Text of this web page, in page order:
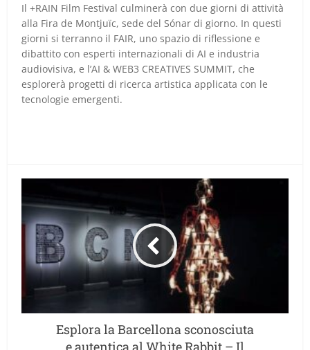
Il +RAIN Film Festival culminerà con due giorni di attività
alla Fira de Montjuïc, sede del Sónar di giorno. In questi
giorni si terranno il FAIR, uno spazio di riflessione e
dibattito con esperti internazionali di AI e industria
audiovisiva, e l’AI & WEB3 CREATIVES SUMMIT, che
esplorerà progetti di ricerca artistica applicata con le
tecnologie emergenti.
Esplora la Barcellona sconosciuta
e autentica al White Rabbit – Il